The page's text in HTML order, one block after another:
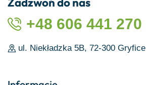
+48 606 441 270
ul. Niekładzka 5B, 72-300 Gryfice